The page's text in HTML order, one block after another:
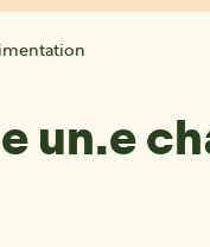
un.e